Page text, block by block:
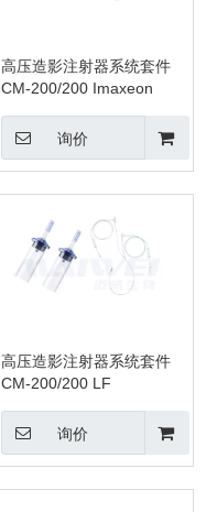
高压造影注射器系统套件
CM-200/200 Imaxeon
询价
高压造影注射器系统套件
CM-200/200 LF
询价